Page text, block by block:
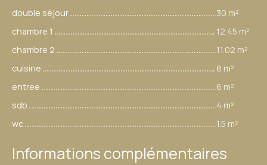
double séjour
30 m²
chambre 1
12.45 m²
chambre 2
11.02 m²
cuisine
8 m²
entree
6 m²
sdb
4 m²
wc
1.5 m²
Informations complémentaires